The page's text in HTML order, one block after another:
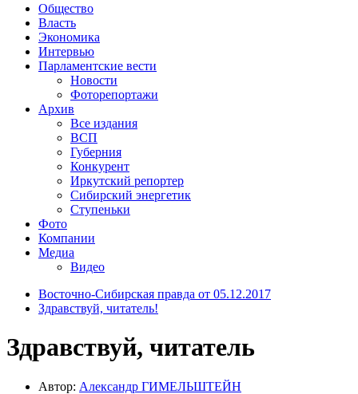
Общество
Власть
Экономика
Интервью
Парламентские вести
Новости
Фоторепортажи
Архив
Все издания
ВСП
Губерния
Конкурент
Иркутский репортер
Сибирский энергетик
Ступеньки
Фото
Компании
Медиа
Видео
Восточно-Сибирская правда от 05.12.2017
Здравствуй, читатель!
Здравствуй, читатель
Автор: Александр ГИМЕЛЬШТЕЙН